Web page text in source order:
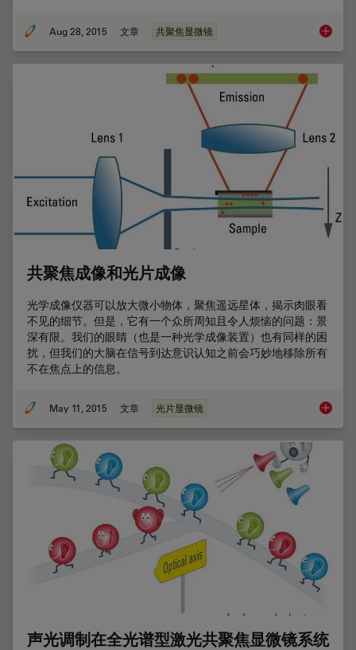
Aug 28, 2015 文章 共聚焦显微镜 从光到
共聚焦成像和光片成像
光学成像仪器可以放大微小物体，聚焦遥远星体，揭示肉眼看
不见的细节。但是，它有一个众所周知且令人烦恼的问题：景
深有限。我们的眼睛（也是一种光学成像装置）也有同样的困
扰，但我们的大脑在信号到达意识认知之前会巧妙地移除所有
不在焦点上的信息。
May 11, 2015 文章 光片显微镜 共聚焦
声光调制在全光谱型激光共聚焦显微镜系统